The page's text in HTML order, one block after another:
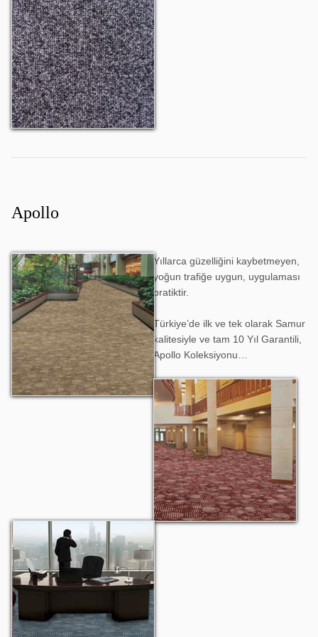
Challenger 807
Apollo
Apollo 601
Yıllarca güzelliğini kaybetmeyen,
yoğun trafiğe uygun, uygulaması
pratiktir.
Türkiye’de ilk ve tek olarak Samur
kalitesiyle ve tam 10 Yıl Garantili,
Apollo Koleksiyonu…
Apollo 602
Apollo 603